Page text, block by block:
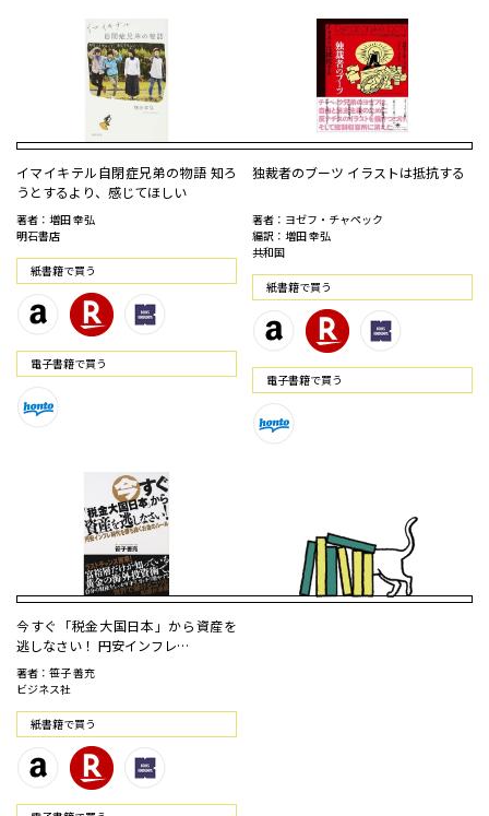
イマイキテル自閉症兄弟の物語 知ろ
うとするより、感じてほしい
著者：増田 幸弘
明石書店
紙書籍で買う
電⼦書籍で買う
独裁者のブーツ イラストは抵抗する
著者：ヨゼフ・チャペック
編訳：増田 幸弘
共和国
紙書籍で買う
電⼦書籍で買う
今すぐ「税金大国日本」から資産を
逃しなさい！ 円安インフレ…
著者：笹子 善充
ビジネス社
紙書籍で買う